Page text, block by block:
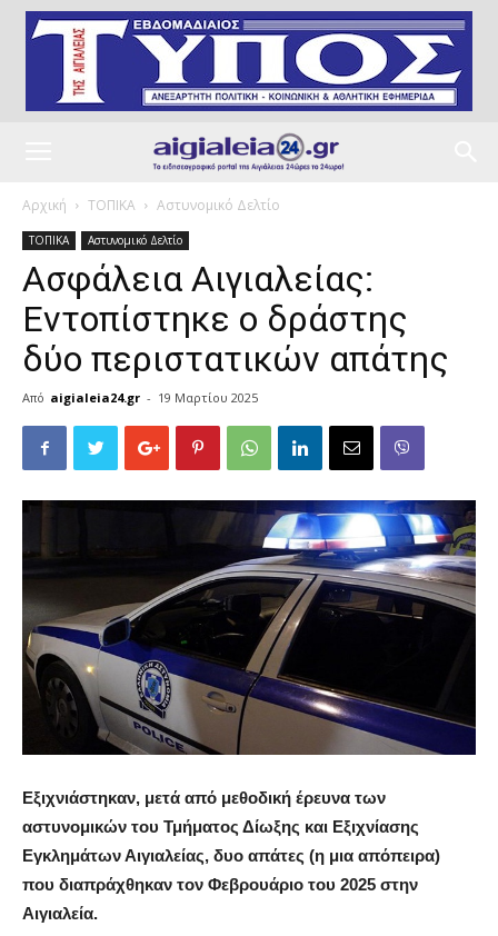
Αρχική ΤΟΠΙΚΑ Αστυνομικό Δελτίο
ΤΟΠΙΚΑ Αστυνομικό Δελτίο
Ασφάλεια Αιγιαλείας:
Εντοπίστηκε ο δράστης
δύο περιστατικών απάτης
Από aigialeia24.gr - 19 Μαρτίου 2025
Εξιχνιάστηκαν, μετά από μεθοδική έρευνα των
αστυνομικών του Τμήματος Δίωξης και Εξιχνίασης
Εγκλημάτων Αιγιαλείας, δυο απάτες (η μια απόπειρα)
που διαπράχθηκαν τον Φεβρουάριο του 2025 στην
Αιγιαλεία.